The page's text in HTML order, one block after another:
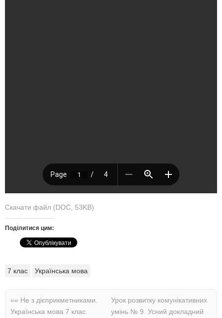
Скачати файл (DOC, 53KB)
Поділитися цим:
7 клас Українська мова
«« Не з дієприкметниками.
Українська мова 7 клас
Урок розвитку комунікативних
умінь № 9. Усний докладний